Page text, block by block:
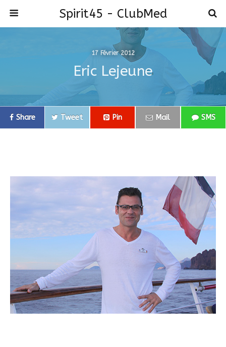
Spirit45 - ClubMed
17 Février 2012
Eric Lejeune
Share Tweet Pin Mail SMS